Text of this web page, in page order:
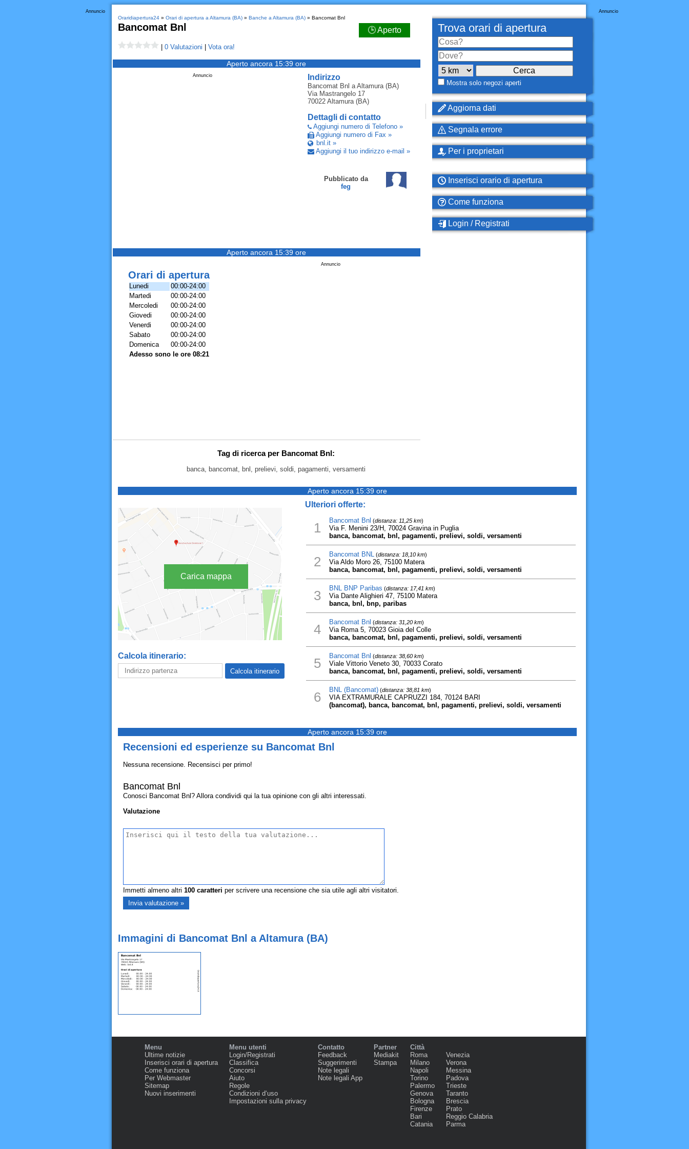
Annuncio
Oraridiapertura24» Orari di apertura a Altamura (BA)» Banche a Altamura (BA)» Bancomat Bnl
Bancomat Bnl 🕒 Aperto
0 Valutazioni Vota ora!
Aperto ancora 15:39 ore
Indirizzo
Bancomat Bnl a Altamura (BA)
Via Mastrangelo 17
70022 Altamura (BA)
Dettagli di contatto
Aggiungi numero di Telefono »
Aggiungi numero di Fax »
bnl.it »
Aggiungi il tuo indirizzo e-mail »
Pubblicato da
feg
Annuncio
Aperto ancora 15:39 ore
Annuncio
Orari di apertura
Lunedi
00:00-24:00
Martedi
00:00-24:00
Mercoledi
00:00-24:00
Giovedi
00:00-24:00
Venerdi
00:00-24:00
Sabato
00:00-24:00
Domenica
00:00-24:00
Adesso sono le ore 08:21
Tag di ricerca per Bancomat Bnl:
banca, bancomat, bnl, prelievi, soldi, pagamenti, versamenti
Annuncio
Trova orari di apertura
Mostra solo negozi aperti
Aggiorna dati
Segnala errore
Per i proprietari
Inserisci orario di apertura
Come funziona
Login / Registrati
Aperto ancora 15:39 ore
Carica mappa
Calcola itinerario:
Ulteriori offerte:
1 Bancomat Bnl (distanza: 11,25 km)
Via F. Menini 23/H, 70024 Gravina in Puglia
banca, bancomat, bnl, pagamenti, prelievi, soldi, versamenti
2 Bancomat BNL (distanza: 18,10 km)
Via Aldo Moro 26, 75100 Matera
banca, bancomat, bnl, pagamenti, prelievi, soldi, versamenti
3 BNL BNP Paribas (distanza: 17,41 km)
Via Dante Alighieri 47, 75100 Matera
banca, bnl, bnp, paribas
4 Bancomat Bnl (distanza: 31,20 km)
Via Roma 5, 70023 Gioia del Colle
banca, bancomat, bnl, pagamenti, prelievi, soldi, versamenti
5 Bancomat Bnl (distanza: 38,60 km)
Viale Vittorio Veneto 30, 70033 Corato
banca, bancomat, bnl, pagamenti, prelievi, soldi, versamenti
6 BNL (Bancomat)(distanza: 38,81 km)
VIA EXTRAMURALE CAPRUZZI 184, 70124 BARI
(bancomat), banca, bancomat, bnl, pagamenti, prelievi, soldi, versamenti
Aperto ancora 15:39 ore
Recensioni ed esperienze su Bancomat Bnl
Nessuna recensione. Recensisci per primo!
Bancomat Bnl
Conosci Bancomat Bnl? Allora condividi qui la tua opinione con gli altri interessati.
Valutazione
Immetti almeno altri 100caratteri per scrivere una recensione che sia utile agli altri visitatori.
Immagini di Bancomat Bnl a Altamura (BA)
Menu
Ultime notizie
Inserisci orari di apertura
Come funziona
Per Webmaster
Sitemap
Nuovi inserimenti
Menu utenti
Login/Registrati
Classifica
Concorsi
Aiuto
Regole
Condizioni d‘uso
Impostazioni sulla privacy
Contatto
Feedback
Suggerimenti
Note legali
Note legali App
Partner
Mediakit
Stampa
Città
Roma
Milano
Napoli
Torino
Palermo
Genova
Bologna
Firenze
Bari
Catania
Venezia
Verona
Messina
Padova
Trieste
Taranto
Brescia
Prato
Reggio Calabria
Parma